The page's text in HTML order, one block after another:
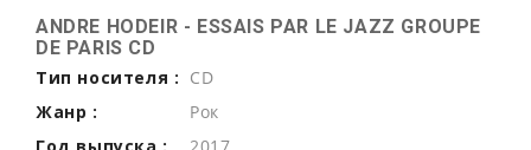
ANDRE HODEIR - ESSAIS PAR LE JAZZ GROUPE
DE PARIS CD
Тип носителя : CD
Жанр :
Рок